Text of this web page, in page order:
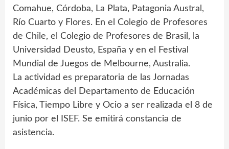
Comahue, Córdoba, La Plata, Patagonia Austral,
Río Cuarto y Flores. En el Colegio de Profesores
de Chile, el Colegio de Profesores de Brasil, la
Universidad Deusto, España y en el Festival
Mundial de Juegos de Melbourne, Australia.
La actividad es preparatoria de las Jornadas
Académicas del Departamento de Educación
Física, Tiempo Libre y Ocio a ser realizada el 8 de
junio por el ISEF. Se emitirá constancia de
asistencia.